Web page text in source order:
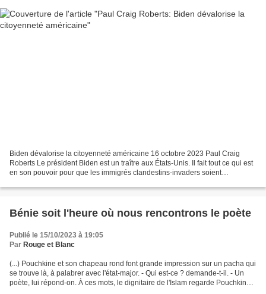
Biden dévalorise la citoyenneté américaine 16 octobre 2023 Paul Craig
Roberts Le président Biden est un traître aux États-Unis. Il fait tout ce qui est
en son pouvoir pour que les immigrés clandestins-invaders soient
Bénie soit l'heure où nous rencontrons le poète
Publié le 15/10/2023 à 19:05
Par Rouge et Blanc
(...) Pouchkine et son chapeau rond font grande impression sur un pacha qui
se trouve là, à palabrer avec l'état-major. - Qui est-ce ? demande-t-il. - Un
poète, lui répond-on. À ces mots, le dignitaire de l'Islam regarde Pouchkine